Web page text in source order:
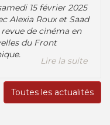
15 février 2025
Alexia Roux et Saad
de cinéma en
du Front
Lire la suite
Toutes les actualités